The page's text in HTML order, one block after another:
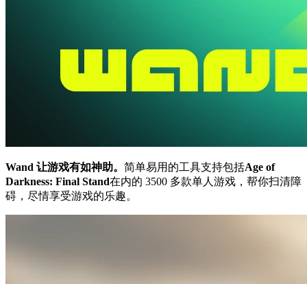
Wand 让游戏有如神助。 简单易用的工具支持包括Age of
Darkness: Final Stand在内的 3500 多款单人游戏，帮你扫清障
碍，尽情享受游戏的乐趣。